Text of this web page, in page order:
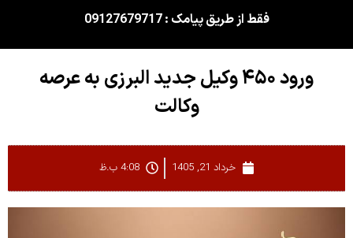
فقط از طریق پیامک : 09127679717
ورود ۴۵۰ وکیل جدید البرزی به عرصه
وکالت
خرداد 21, 1405 4:08 ب.ظ